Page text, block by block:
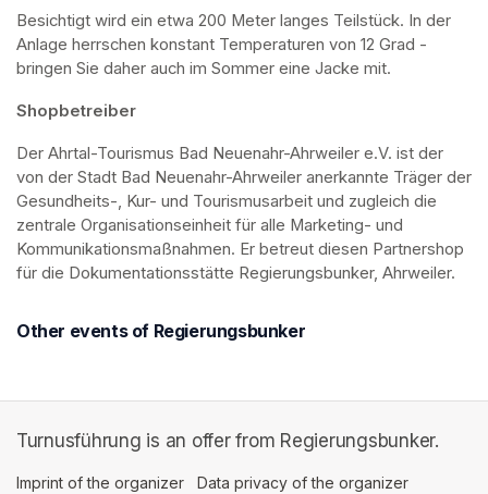
Besichtigt wird ein etwa 200 Meter langes Teilstück. In der
Anlage herrschen konstant Temperaturen von 12 Grad -
bringen Sie daher auch im Sommer eine Jacke mit.
Shopbetreiber
Der Ahrtal-Tourismus Bad Neuenahr-Ahrweiler e.V. ist der
von der Stadt Bad Neuenahr-Ahrweiler anerkannte Träger der
Gesundheits-, Kur- und Tourismusarbeit und zugleich die
zentrale Organisationseinheit für alle Marketing- und
Kommunikationsmaßnahmen. Er betreut diesen Partnershop
für die Dokumentationsstätte Regierungsbunker, Ahrweiler.
Other events of Regierungsbunker
Turnusführung is an offer from Regierungsbunker.
Imprint of the organizer (opens in a new tab)
Data privacy of the organizer